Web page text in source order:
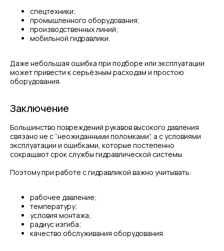
спецтехники;
промышленного оборудования;
производственных линий;
мобильной гидравлики.
Даже небольшая ошибка при подборе или эксплуатации
может привести к серьёзным расходам и простою
оборудования.
Заключение
Большинство повреждений рукавов высокого давления
связано не с “неожиданными поломками”, а с условиями
эксплуатации и ошибками, которые постепенно
сокращают срок службы гидравлической системы.
Поэтому при работе с гидравликой важно учитывать:
рабочее давление;
температуру;
условия монтажа;
радиус изгиба;
качество обслуживания оборудования.
ЧАСЫ РАБОТЫ
Пн - Пт, с 09:00 до 18:00
Отзывы
Поддержка
Контакты
+7(812)331-45-82
info@evrasiaes.ru
+7
наобработку персональных данных
Отправить